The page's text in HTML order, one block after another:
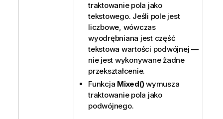
traktowanie pola jako
tekstowego. Jeśli pole jest
liczbowe, wówczas
wyodrębniana jest część
tekstowa wartości podwójnej —
nie jest wykonywane żadne
przekształcenie.
Funkcja Mixed()wymusza
traktowanie pola jako
podwójnego.